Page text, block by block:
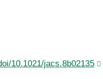
10.1021/jacs.8b02135